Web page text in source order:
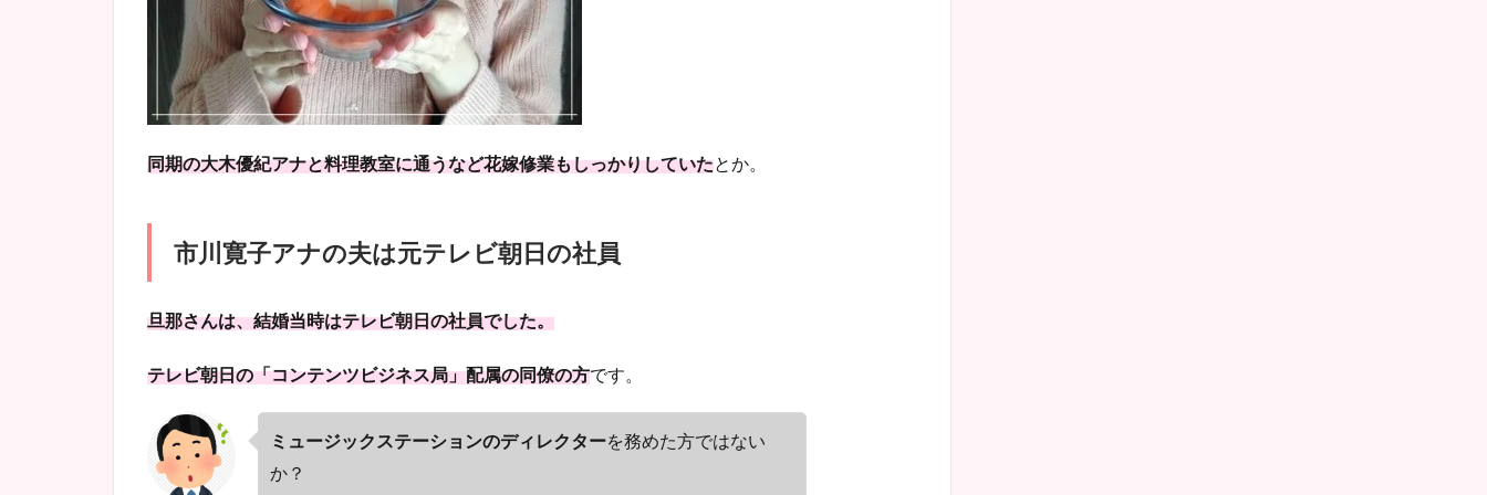
同期の大木優紀アナと料理教室に通うなど花嫁修業もしっかりしていたとか。
市川寛子アナの夫は元テレビ朝日の社員
旦那さんは、結婚当時はテレビ朝日の社員でした。
テレビ朝日の「コンテンツビジネス局」配属の同僚の方です。
ミュージックステーションのディレクターを務めた方ではない
か？